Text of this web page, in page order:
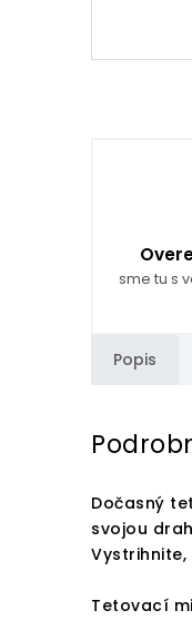
sme tu s
Popis
Dočasný
svojou
Tetovací